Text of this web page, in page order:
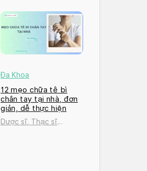
Đa Khoa
12 mẹo chữa tê bì
chân tay tại nhà, đơn
giản, dễ thực hiện
Dược sĩ, Thạc sĩ